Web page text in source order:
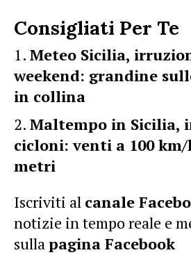
Consigliati Per Te
Meteo Sicilia,
weekend: grandine
in collina
Maltempo in Sicilia,
cicloni: venti a 100 km/
metri
Iscriviti al canale
notizie in tempo reale e
sullapagina Facebook